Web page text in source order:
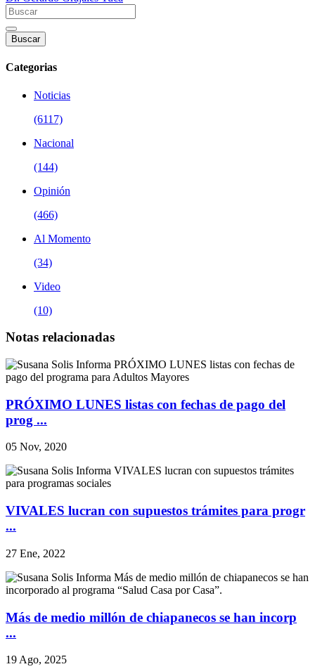
Buscar
Categorias
Noticias
(6117)
Nacional
(144)
Opinión
(466)
Al Momento
(34)
Video
(10)
Notas relacionadas
PRÓXIMO LUNES listas con fechas de pago del
prog ...
05 Nov, 2020
VIVALES lucran con supuestos trámites para progr
...
27 Ene, 2022
Más de medio millón de chiapanecos se han incorp
...
19 Ago, 2025